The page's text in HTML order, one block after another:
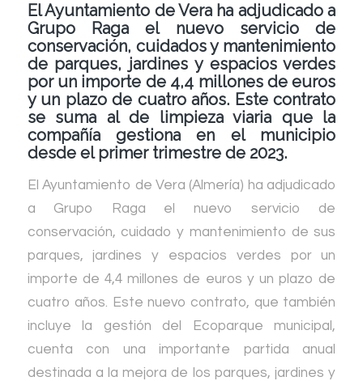
El Ayuntamiento de Vera ha adjudicado a
Grupo Raga el nuevo servicio de
conservación, cuidados y mantenimiento
de parques, jardines y espacios verdes
por un importe de 4,4 millones de euros
y un plazo de cuatro años. Este contrato
se suma al de limpieza viaria que la
compañía gestiona en el municipio
desde el primer trimestre de 2023.
El Ayuntamiento de Vera (Almería) ha adjudicado
a Grupo Raga el nuevo servicio de
conservación, cuidado y mantenimiento de sus
parques, jardines y espacios verdes por un
importe de 4,4 millones de euros y un plazo de
cuatro años. Este nuevo contrato, que también
incluye la gestión del Ecoparque municipal,
cuenta con una importante partida anual
destinada a la mejora de los parques, jardines y